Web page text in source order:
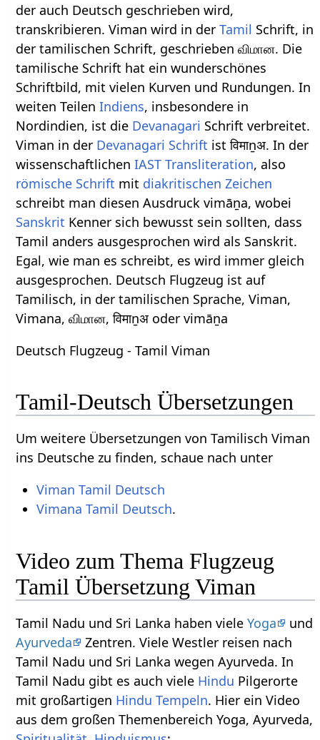
der auch Deutsch geschrieben wird,
transkribieren. Viman wird in derTamil Schrift, in
der tamilischen Schrift, geschrieben விமான. Die
tamilische Schrift hat ein wunderschönes
Schriftbild, mit vielen Kurven und Rundungen. In
weiten TeilenIndiens, insbesondere in
Nordindien, ist die Devanagari Schrift verbreitet.
Viman in der Devanagari Schrift ist विमाṉअ. In der
wissenschaftlichenIAST Transliteration, also
römische Schrift mit diakritischen Zeichen
schreibt man diesen Ausdruck vimāṉa, wobei
Sanskrit Kenner sich bewusst sein sollten, dass
Tamil anders ausgesprochen wird als Sanskrit.
Egal, wie man es schreibt, es wird immer gleich
ausgesprochen. Deutsch Flugzeug ist auf
Tamilisch, in der tamilischen Sprache, Viman,
Vimana, விமான, विमाṉअ oder vimāṉa
Deutsch Flugzeug - Tamil Viman
Tamil-Deutsch Übersetzungen
Um weitere Übersetzungen von Tamilisch Viman
ins Deutsche zu finden, schaue nach unter
Viman Tamil Deutsch
Vimana Tamil Deutsch.
Video zum Thema Flugzeug
Tamil Übersetzung Viman
Tamil Nadu und Sri Lanka haben vieleYoga
und
Ayurveda
Zentren. Viele Westler reisen nach
Tamil Nadu und Sri Lanka wegen Ayurveda. In
Tamil Nadu gibt es auch viele Hindu Pilgerorte
mit großartigen Hindu Tempeln. Hier ein Video
aus dem großen Themenbereich Yoga, Ayurveda,